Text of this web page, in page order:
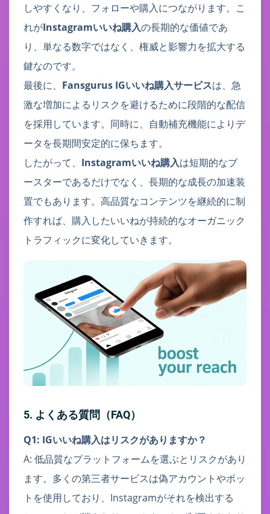
しやすくなり、フォローや購入につながります。こ
れがInstagramいいね購入の長期的な価値であ
り、単なる数字ではなく、権威と影響力を拡大する
鍵なのです。
最後に、 Fansgurus IGいいね購入サービスは、急
激な増加によるリスクを避けるために段階的な配信
を採用しています。同時に、自動補充機能によりデ
ータを長期間安定的に保ちます。
したがって、 Instagramいいね購入は短期的なブ
ースターであるだけでなく、長期的な成長の加速装
置でもあります。高品質なコンテンツを継続的に制
作すれば、購入したいいねが持続的なオーガニック
トラフィックに変化していきます。
5. よくある質問（FAQ）
Q1: IGいいね購入はリスクがありますか？
A: 低品質なプラットフォームを選ぶとリスクがあり
ます。多くの第三者サービスは偽アカウントやボッ
トを使用しており、Instagramがそれを検出する